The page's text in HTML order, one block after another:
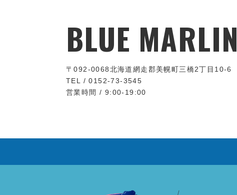
BLUE MARLIN
〒092-0068北海道網走郡美幌町三橋2丁目10-6
TEL / 0152-73-3545
営業時間 / 9:00-19:00